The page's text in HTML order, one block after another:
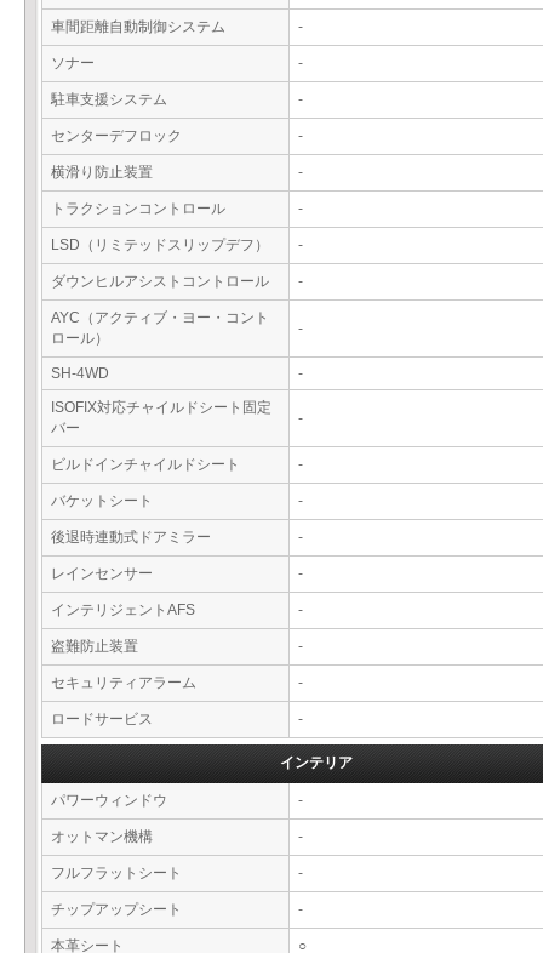
車間距離自動制御システム -
ソナー -
駐車支援システム -
センターデフロック -
横滑り防止装置 -
トラクションコントロール -
LSD（リミテッドスリップデフ） -
ダウンヒルアシストコントロール -
AYC（アクティブ・ヨー・コント
ロール）
-
SH-4WD
-
ISOFIX対応チャイルドシート固定
バー
-
ビルドインチャイルドシート -
バケットシート -
後退時連動式ドアミラー -
レインセンサー -
インテリジェントAFS -
盗難防止装置 -
セキュリティアラーム -
ロードサービス -
インテリア
パワーウィンドウ -
オットマン機構 -
フルフラットシート -
チップアップシート -
本革シート ○